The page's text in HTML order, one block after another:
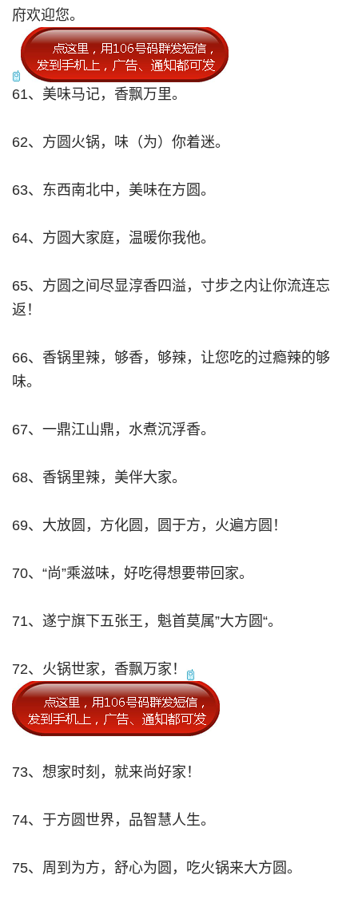
府欢迎您。
61、美味马记，香飘万里。
62、方圆火锅，味（为）你着迷。
63、东西南北中，美味在方圆。
64、方圆大家庭，温暖你我他。
65、方圆之间尽显淳香四溢，寸步之内让你流连忘
返！
66、香锅里辣，够香，够辣，让您吃的过瘾辣的够
味。
67、一鼎江山鼎，水煮沉浮香。
68、香锅里辣，美伴大家。
69、大放圆，方化圆，圆于方，火遍方圆！
70、“尚”乘滋味，好吃得想要带回家。
71、遂宁旗下五张王，魁首莫属”大方圆“。
72、火锅世家，香飘万家！
73、想家时刻，就来尚好家！
74、于方圆世界，品智慧人生。
75、周到为方，舒心为圆，吃火锅来大方圆。